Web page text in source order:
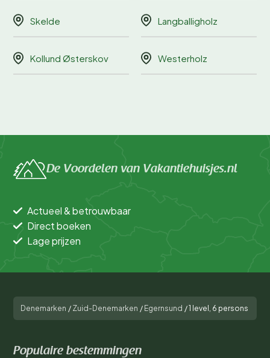
Skelde Langballigholz
Kollund Østerskov Westerholz
De Voordelen van Vakantiehuisjes.nl
Actueel & betrouwbaar
Direct boeken
Lage prijzen
Denemarken / Zuid-Denemarken / Egernsund /1 level, 6 persons
Populaire bestemmingen